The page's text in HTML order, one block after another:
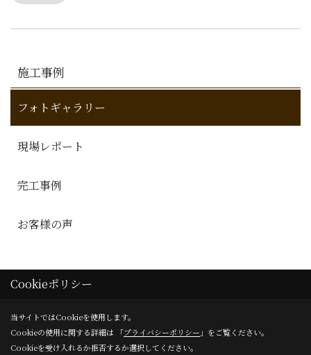
施工事例
フォトギャラリー
現場レポート
完工事例
お客様の声
株式会社ONESTAR
Cookieポリシー
当サイトではCookieを使用します。
Cookieの使用に関する詳細は 「プライバシーポリシー 」をご覧ください。
Cookieを受け入れるか拒否するか選択してください。